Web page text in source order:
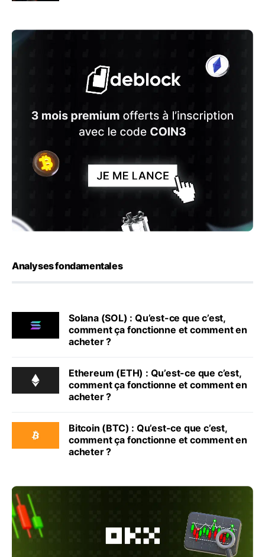
Analyses fondamentales
Solana (SOL) : Qu’est-ce que c’est,
comment ça fonctionne et comment en
acheter ?
Ethereum (ETH) : Qu’est-ce que c’est,
comment ça fonctionne et comment en
acheter ?
Bitcoin (BTC) : Qu’est-ce que c’est,
comment ça fonctionne et comment en
acheter ?